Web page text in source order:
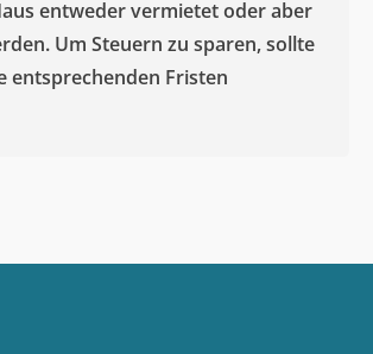
entweder vermietet oder aber
Um Steuern zu sparen, sollte
entsprechenden Fristen